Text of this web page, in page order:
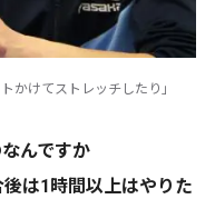
かけてストレッチしたり」
なんですか
は1時間以上はやりた